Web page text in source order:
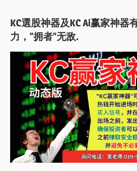
KC選股神器及KC Ai赢家神器
力，”拥者”无敌.